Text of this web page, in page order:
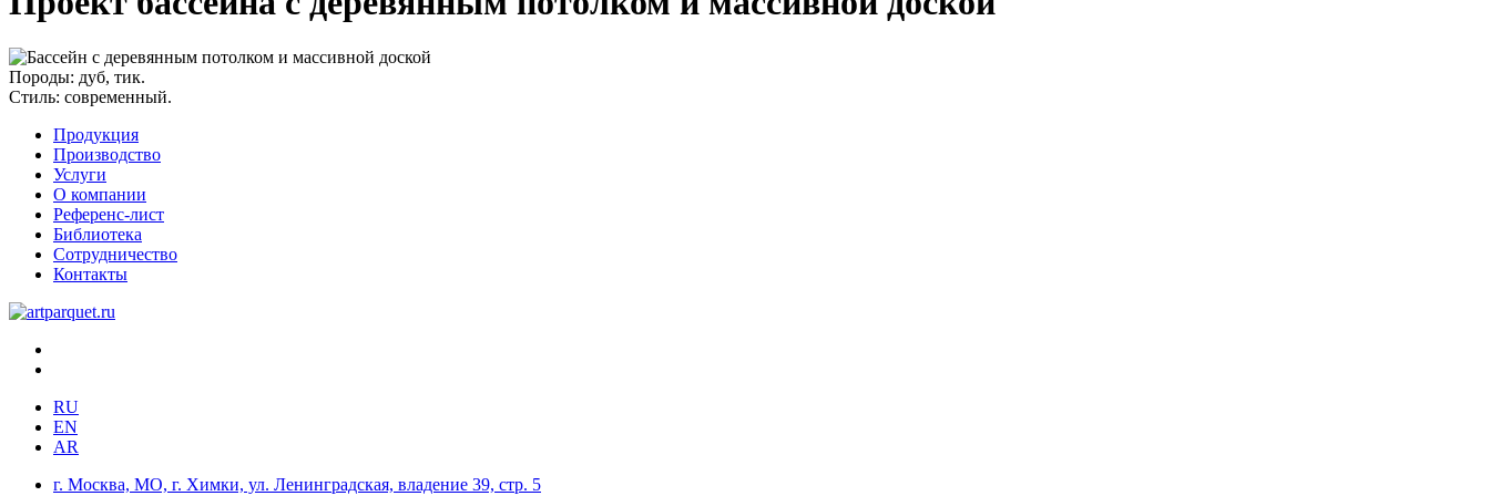
Породы: дуб, тик.
Стиль: современный.
Продукция
Производство
Услуги
О компании
Референс-лист
Библиотека
Сотрудничество
Контакты
RU
EN
AR
г. Москва, МО, г. Химки, ул. Ленинградская, владение 39, стр. 5